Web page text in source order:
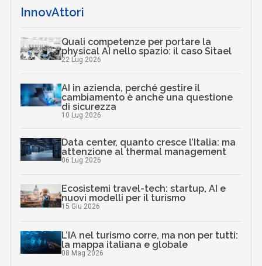
InnovAttori
Quali competenze per portare la
physical AI nello spazio: il caso Sitael
22 Lug 2026
AI in azienda, perché gestire il
cambiamento è anche una questione
di sicurezza
10 Lug 2026
Data center, quanto cresce l’Italia: ma
attenzione al thermal management
06 Lug 2026
Ecosistemi travel-tech: startup, AI e
nuovi modelli per il turismo
15 Giu 2026
L’IA nel turismo corre, ma non per tutti:
la mappa italiana e globale
08 Mag 2026